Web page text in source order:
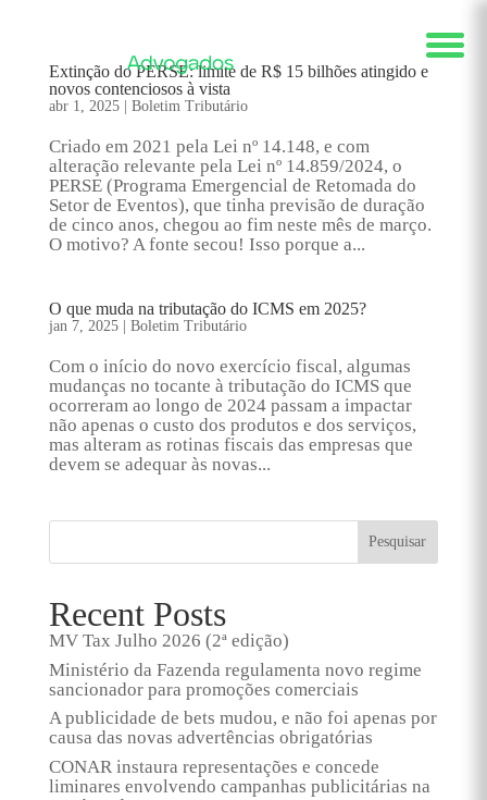
Extinção do PERSE: limite de R$ 15 bilhões atingido e
novos contenciosos à vista
abr 1, 2025| Boletim Tributário
Criado em 2021 pela Lei nº 14.148, e com
alteração relevante pela Lei nº 14.859/2024, o
PERSE (Programa Emergencial de Retomada do
Setor de Eventos), que tinha previsão de duração
de cinco anos, chegou ao fim neste mês de março.
O motivo? A fonte secou! Isso porque a...
O que muda na tributação do ICMS em 2025?
jan 7, 2025| Boletim Tributário
Com o início do novo exercício fiscal, algumas
mudanças no tocante à tributação do ICMS que
ocorreram ao longo de 2024 passam a impactar
não apenas o custo dos produtos e dos serviços,
mas alteram as rotinas fiscais das empresas que
devem se adequar às novas...
Pesquisar
Recent Posts
MV Tax Julho 2026 (2ª edição)
Ministério da Fazenda regulamenta novo regime
sancionador para promoções comerciais
A publicidade de bets mudou, e não foi apenas por
causa das novas advertências obrigatórias
CONAR instaura representações e concede
liminares envolvendo campanhas publicitárias na